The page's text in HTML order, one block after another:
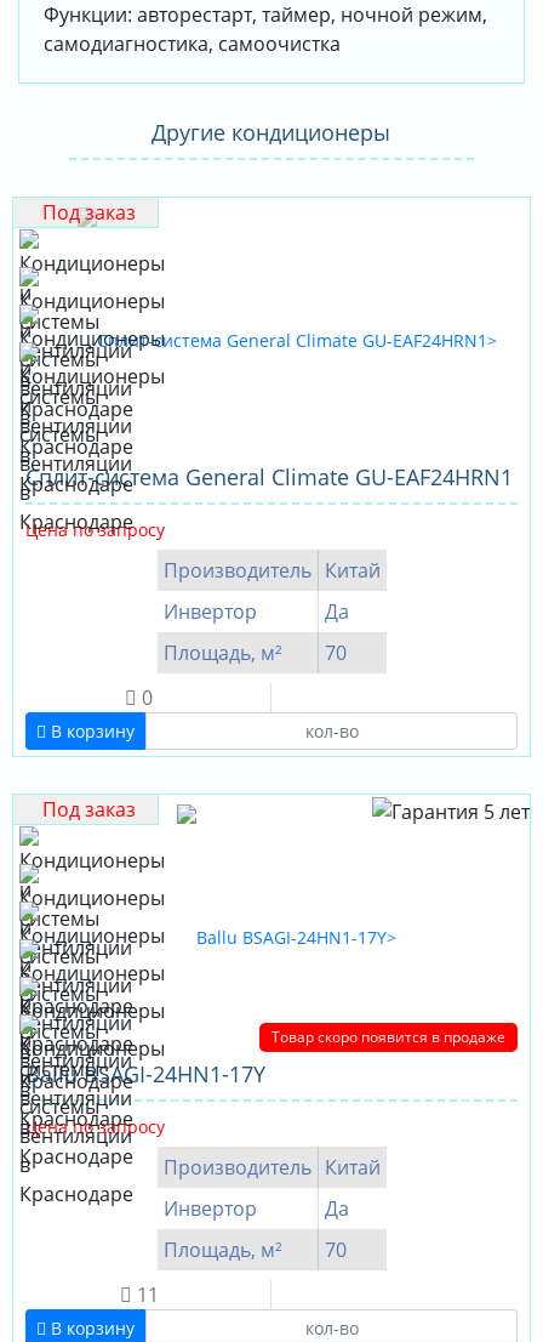
Функции: авторестарт, таймер, ночной режим,
самодиагностика, самоочистка
Другие кондиционеры
Под заказ
Cплит-система General Climate GU-EAF24HRN1
Цена по запросу
Производитель Китай
Инвертор
Да
Площадь, м²
70
0
В корзину
Под заказ
Товар скоро появится в продаже
Ballu BSAGI-24HN1-17Y
Цена по запросу
Производитель Китай
Инвертор
Да
Площадь, м²
70
11
В корзину